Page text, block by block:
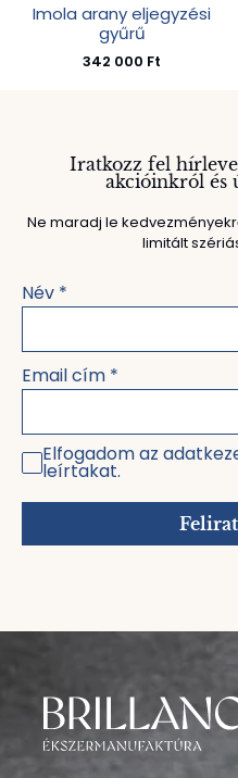
Imola arany eljegyzési
gyűrű
342 000 Ft
Iratkozz fel
akcióinkról és
Ne maradj le
limitált
Név *
Email cím *
Elfogadom az
leírtakat.